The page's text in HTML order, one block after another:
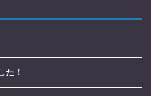
た！